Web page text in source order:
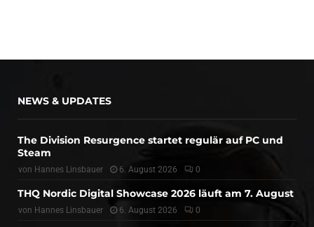
NEWS & UPDATES
The Division Resurgence startet regulär auf PC und
Steam
von Hannes Linsbauer 6. August 2026 0
THQ Nordic Digital Showcase 2026 läuft am 7. August
von Hannes Linsbauer 6. August 2026 0